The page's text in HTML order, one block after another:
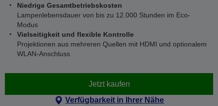
Niedrige Gesamtbetriebskosten
Lampenlebensdauer von bis zu 12.000 Stunden im Eco-
Modus
Vielseitigkeit und flexible Kontrolle
Projektionen aus mehreren Quellen mit HDMI und optionalem
WLAN-Anschluss
Jetzt kaufen
Verfügbarkeit in Ihrer Nähe